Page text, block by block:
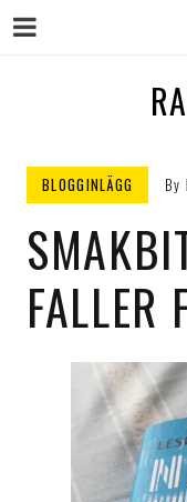
BLOGGINLÄGG By
FALLER
Menu